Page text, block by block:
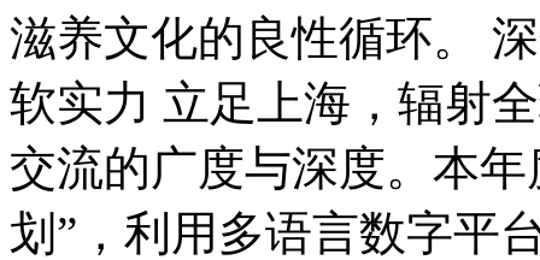
滋养文化的良性循环。
软实力 立足上海，辐射
交流的广度与深度。本
划”，利用多语言数字平